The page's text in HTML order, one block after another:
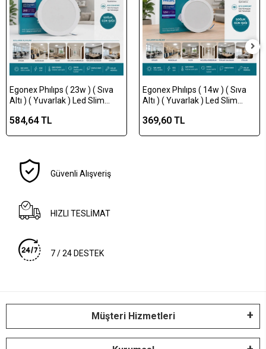
Egonex Phılıps ( 23w ) ( Sıva
Altı ) ( Yuvarlak ) Led Slim
Saat Ömür )*20
584,64 TL
Egonex Phılıps ( 14w ) ( Sıva
Altı ) ( Yuvarlak ) Led Slim
Saat Ömür )*20
369,60 TL
Güvenli Alışveriş
HIZLI TESLİMAT
7 / 24 DESTEK
Müşteri Hizmetleri